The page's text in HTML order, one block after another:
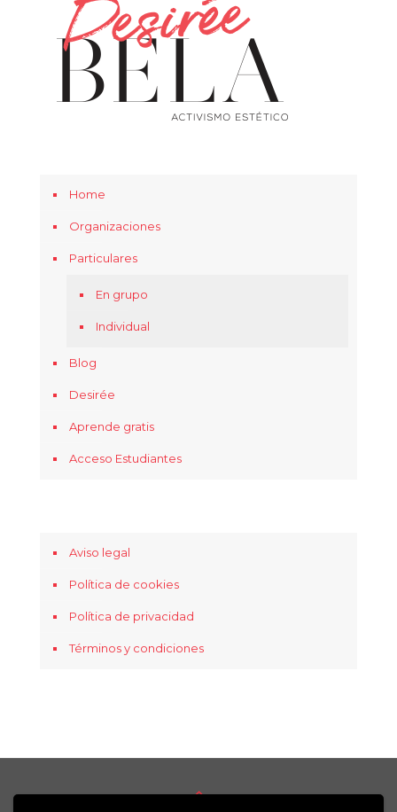
Home
Organizaciones
Particulares
En grupo
Individual
Blog
Desirée
Aprende gratis
Acceso Estudiantes
Aviso legal
Política de cookies
Política de privacidad
Términos y condiciones